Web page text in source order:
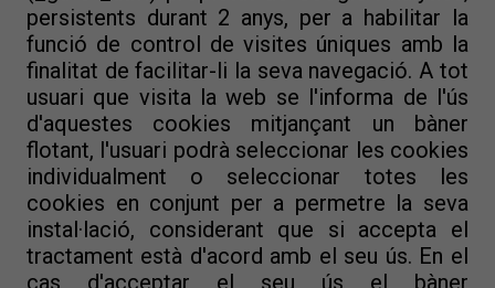
persistents durant 2 anys, per a habilitar la
funció de control de visites úniques amb la
finalitat de facilitar-li la seva navegació. A tot
usuari que visita la web se l'informa de l'ús
d'aquestes cookies mitjançant un bàner
flotant, l'usuari podrà seleccionar les cookies
individualment o seleccionar totes les
cookies en conjunt per a permetre la seva
instal·lació, considerant que si accepta el
tractament està d'acord amb el seu ús. En el
cas d'acceptar el seu ús el bàner